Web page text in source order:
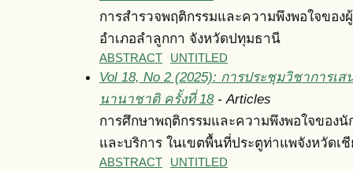
การสำรวจพฤติกรรมและความพึงพอใจขอ
อำเภอลำลูกกา จังหวัดปทุมธานี
ABSTRACT UNTITLED
Vol 18, No 2 (2025): การประชุมวิชาการเ
นานาชาติ ครั้งที่ 18- Articles
การศึกษาพฤติกรรมและความพึงพอใจของ
และบริการ ในเขตพื้นที่ประตูท่าแพจังหวัดเชี
ABSTRACT UNTITLED